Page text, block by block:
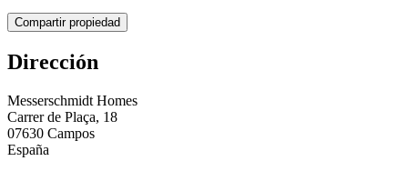
Compartir propiedad
Dirección
Messerschmidt Homes
Carrer de Plaça, 18
07630 Campos
España